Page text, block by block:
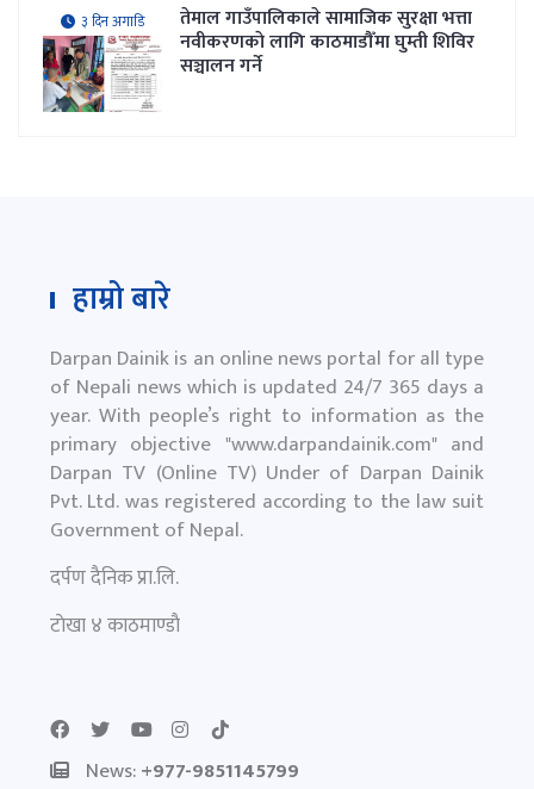
३ दिन अगाडि तेमाल गाउँपालिकाले सामाजिक सुरक्षा भत्ता
नवीकरणकाे लागि काठमाडौँमा घुम्ती शिविर
सञ्चालन गर्ने
हाम्रो बारे
Darpan Dainik is an online news portal for all type
of Nepali news which is updated 24/7 365 days a
year. With people’s right to information as the
primary objective "www.darpandainik.com" and
Darpan TV (Online TV) Under of Darpan Dainik
Pvt. Ltd. was registered according to the law suit
Government of Nepal.
दर्पण दैनिक प्रा.लि.
टाेखा ४ काठमाण्डाै
News:+977-9851145799